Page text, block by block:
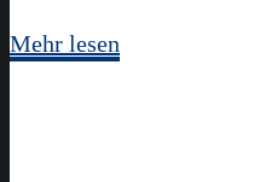
Mehr lesen